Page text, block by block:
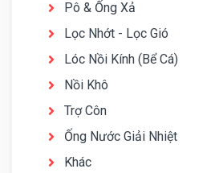
Pô & Ống Xả
Lọc Nhớt - Lọc Gió
Lóc Nồi Kính (Bể Cá)
Nồi Khô
Trợ Côn
Ống Nước Giải Nhiệt
Khác